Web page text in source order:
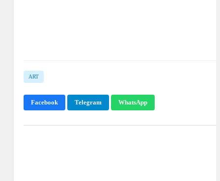
ART
Facebook Telegram WhatsApp